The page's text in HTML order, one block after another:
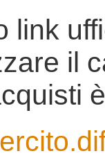
link
il